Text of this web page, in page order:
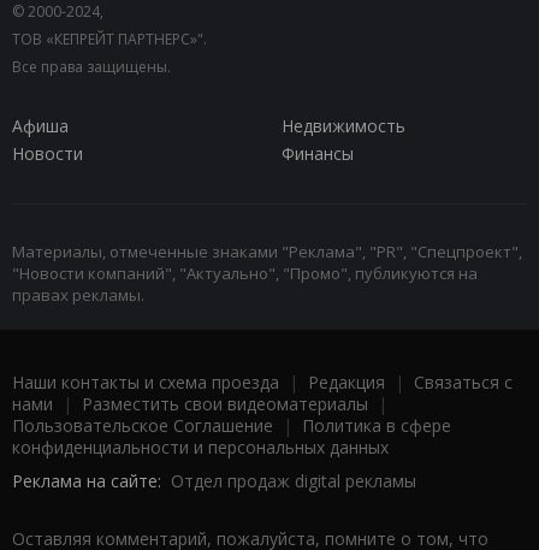
© 2000-2024,
ТОВ «КЕПРЕЙТ ПАРТНЕРС»".
Все права защищены.
Афиша
Недвижимость
Новости
Финансы
Материалы, отмеченные знаками "Реклама", "PR", "Спецпроект",
"Новости компаний", "Актуально", "Промо", публикуются на
правах рекламы.
Наши контакты и схема проезда | Редакция | Связаться с
нами | Разместить свои видеоматериалы |
Пользовательское Соглашение |
Политика в сфере
конфиденциальности и персональных данных
Реклама на сайте: Отдел продаж digital рекламы
Оставляя комментарий, пожалуйста, помните о том, что